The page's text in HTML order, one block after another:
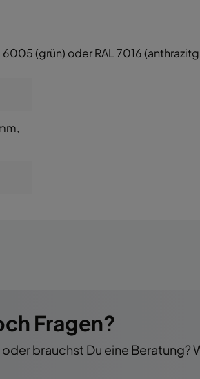
(grün) oder RAL 7016
,
Fragen?
brauchst Du eine Beratung?